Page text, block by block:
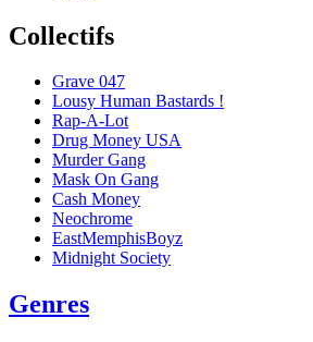
Collectifs
Grave 047
Lousy Human Bastards !
Rap-A-Lot
Drug Money USA
Murder Gang
Mask On Gang
Cash Money
Neochrome
EastMemphisBoyz
Midnight Society
Genres